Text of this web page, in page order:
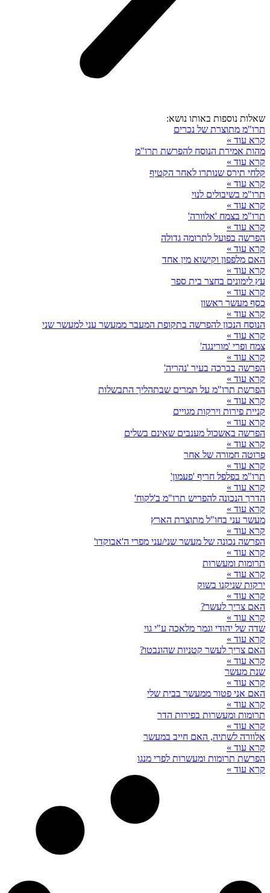
שאלות נוספות באותו נושא:
תרו"מ מתוצרת של נכרים
קרא עוד »
מהות אמירת הנוסח להפרשת תרו"מ
קרא עוד »
קלחי תירס שנותרו לאחר הקטיף
קרא עוד »
תרו"מ בשיבולים לנוי
קרא עוד »
תרו"מ בצמח 'אלוורה'
קרא עוד »
הפרשה בפועל לתרומה גדולה
קרא עוד »
האם מלפפון וקישוא מין אחד
קרא עוד »
עץ לימונים בחצר בית ספר
קרא עוד »
כסף מעשר ראשון
קרא עוד »
הנוסח הנכון להפרשה בתקופת המעבר ממעשר עני למעשר שני
קרא עוד »
צמח ופרי 'מורינגה'
קרא עוד »
הפרשה בברכה בעיר 'נהריה'
קרא עוד »
הפרשת תרו"מ על תמרים שבתהליך התבשלות
קרא עוד »
קניית פירות וירקות מגויים
קרא עוד »
הפרשה באשכול מענבים שאינם בשלים
קרא עוד »
פרוטה חמורה של אחר
קרא עוד »
תרו"מ בפלפל חריף 'פעמון'
קרא עוד »
הדרך הנכונה להפריש תרו"מ ב'לקוח'
קרא עוד »
מעשר עני בחו"ל מתוצרת הארץ
קרא עוד »
הפרשה נכונה של מעשר שני/עני מפרי ה'אבוקדו'
קרא עוד »
תרומות ומעשרות
קרא עוד »
ירקות שניקנו בשוק
קרא עוד »
האם צריך לעשר?
קרא עוד »
שדה של יהודי וגמר מלאכה ע"י גוי
קרא עוד »
האם צריך לעשר קטניות שהונבטו?
קרא עוד »
שנת מעשר
קרא עוד »
האם אני פטור ממעשר בבית שלי
קרא עוד »
תרומות ומעשרות בפירות הדר
קרא עוד »
אלוורה לשתיה, האם חייב במעשר
קרא עוד »
הפרשת תרומות ומעשרות לפרי מנגו
קרא עוד »